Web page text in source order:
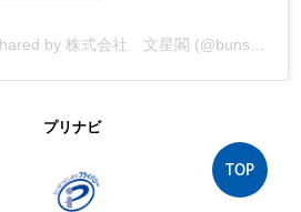
プリナビ
TOP